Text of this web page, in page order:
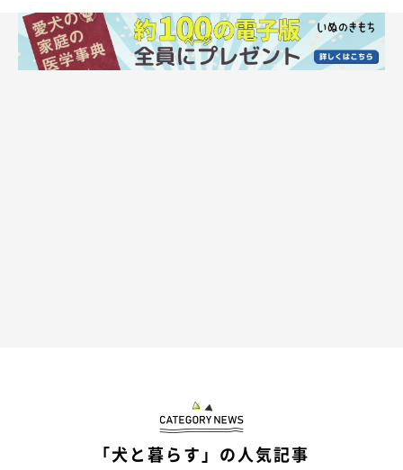
犬の熱中症の症状
いぬのきもち投稿写真ギャラリー「犬と暮らす」の人気記事